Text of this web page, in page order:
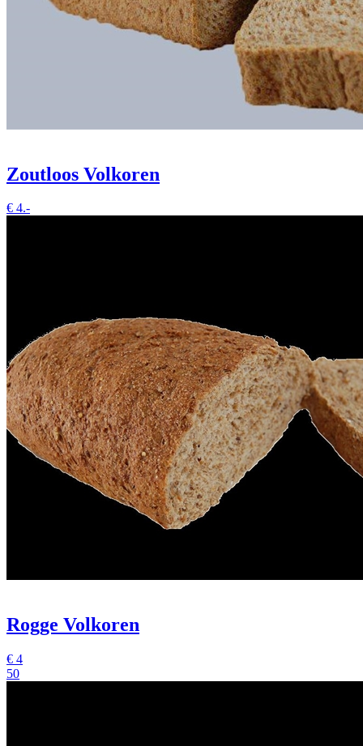
Zoutloos Volkoren
€ 4.-
Rogge Volkoren
€ 4
50